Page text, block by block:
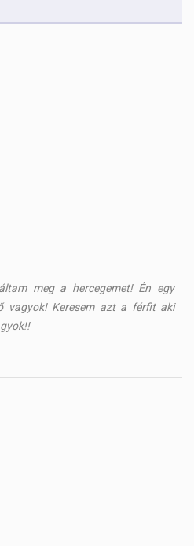
meg a hercegemet! Én egy
vagyok! Keresem azt a férfit aki